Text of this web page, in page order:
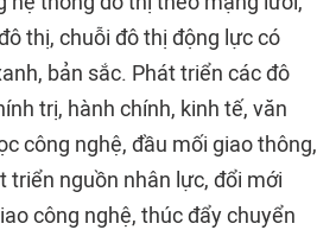
thị, chuỗi đô thị động lực có
bản sắc. Phát triển các đô
trị, hành chính, kinh tế, văn
công nghệ, đầu mối giao thông,
triển nguồn nhân lực, đổi mới
công nghệ, thúc đẩy chuyển